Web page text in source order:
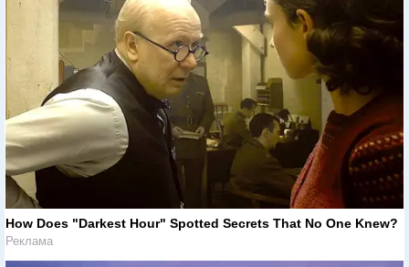
How Does "Darkest Hour" Spotted Secrets That No One Knew?
Реклама